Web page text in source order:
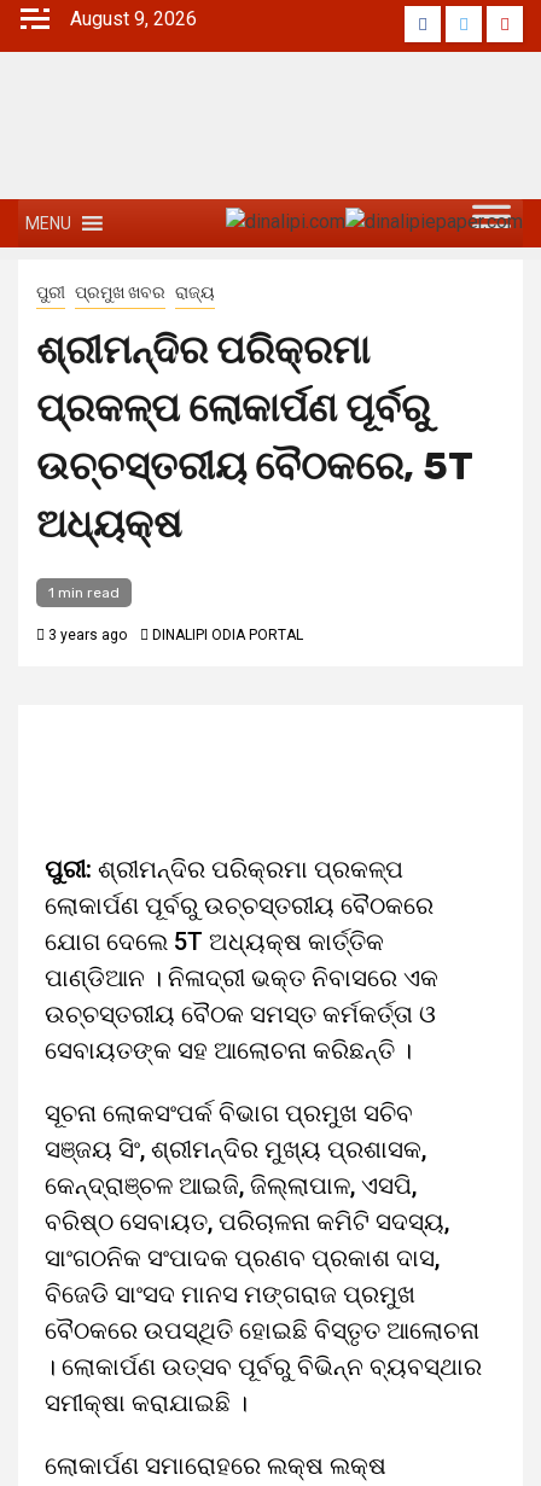
August 9, 2026
MENU
ପୁରୀ ପ୍ରମୁଖ ଖବର ରାଜ୍ୟ
ଶ୍ରୀମନ୍ଦିର ପରିକ୍ରମା
ପ୍ରକଳ୍ପ ଲୋକାର୍ପଣ ପୂର୍ବରୁ
ଉଚ୍ଚସ୍ତରୀୟ ବୈଠକରେ, 5T
ଅଧ୍ୟକ୍ଷ
1 min read
3 years ago DINALIPI ODIA PORTAL
ପୁରୀ: ଶ୍ରୀମନ୍ଦିର ପରିକ୍ରମା ପ୍ରକଳ୍ପ
ଲୋକାର୍ପଣ ପୂର୍ବରୁ ଉଚ୍ଚସ୍ତରୀୟ ବୈଠକରେ
ଯୋଗ ଦେଲେ 5T ଅଧ୍ୟକ୍ଷ କାର୍ତ୍ତିକ
ପାଣ୍ଡିଆନ । ନିଳାଦ୍ରୀ ଭକ୍ତ ନିବାସରେ ଏକ
ଉଚ୍ଚସ୍ତରୀୟ ବୈଠକ ସମସ୍ତ କର୍ମକର୍ତ୍ତା ଓ
ସେବାୟତଙ୍କ ସହ ଆଲୋଚନା କରିଛନ୍ତି ।
ସୂଚନା ଲୋକସଂପର୍କ ବିଭାଗ ପ୍ରମୁଖ ସଚିବ
ସଞ୍ଜୟ ସିଂ, ଶ୍ରୀମନ୍ଦିର ମୁଖ୍ୟ ପ୍ରଶାସକ,
କେନ୍ଦ୍ରାଞ୍ଚଳ ଆଇଜି, ଜିଲ୍ଲାପାଳ, ଏସପି,
ବରିଷ୍ଠ ସେବାୟତ, ପରିଚାଳନା କମିଟି ସଦସ୍ୟ,
ସାଂଗଠନିକ ସଂପାଦକ ପ୍ରଣବ ପ୍ରକାଶ ଦାସ,
ବିଜେଡି ସାଂସଦ ମାନସ ମଙ୍ଗରାଜ ପ୍ରମୁଖ
ବୈଠକରେ ଉପସ୍ଥିତି ହୋଇଛି ବିସ୍ତୃତ ଆଲୋଚନା
। ଲୋକାର୍ପଣ ଉତ୍ସବ ପୂର୍ବରୁ ବିଭିନ୍ନ ବ୍ୟବସ୍ଥାର
ସମୀକ୍ଷା କରାଯାଇଛି ।
ଲୋକାର୍ପଣ ସମାରୋହରେ ଲକ୍ଷ ଲକ୍ଷ